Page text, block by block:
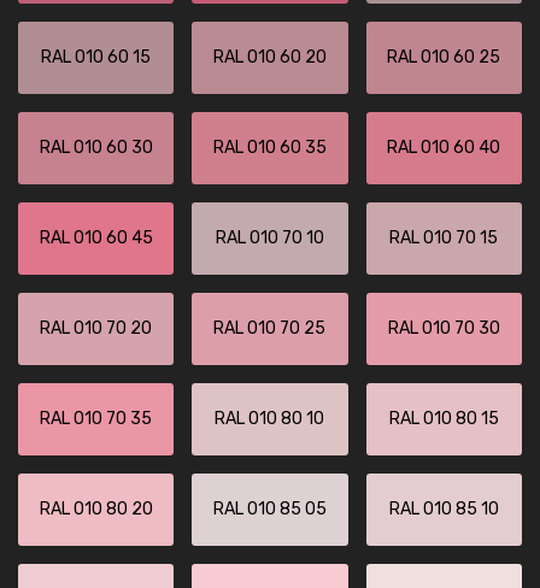
RAL 010 60 15 RAL 010 60 20 RAL 010 60 25
RAL 010 60 30 RAL 010 60 35 RAL 010 60 40
RAL 010 60 45 RAL 010 70 10 RAL 010 70 15
RAL 010 70 20 RAL 010 70 25 RAL 010 70 30
RAL 010 70 35 RAL 010 80 10 RAL 010 80 15
RAL 010 80 20 RAL 010 85 05 RAL 010 85 10